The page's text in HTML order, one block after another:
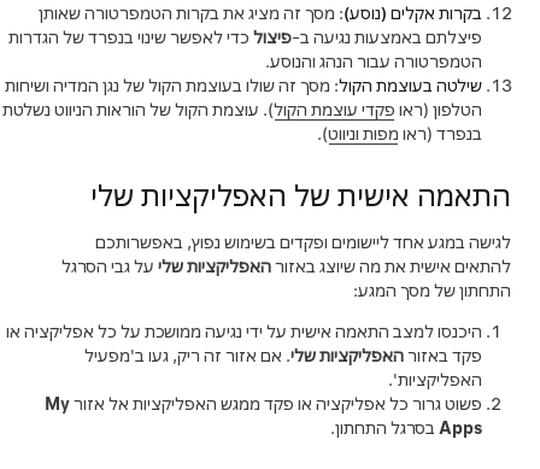
בקרות אקלים (נוסע): מסך זה מציג את בקרות הטמפרטורה שאותן
פיצלתם באמצעות נגיעה ב-פיצולכדי לאפשר שינוי בנפרד של הגדרות
הטמפרטורה עבור הנהג והנוסע.
שילטה בעוצמת הקול: מסך זה שולו בעוצמת הקול של נגן המדיה ושיחות
הטלפון (ראופקדי עוצמת הקול). עוצמת הקול של הוראות הניווט נשלטת
בנפרד (ראומפות וניווט).
התאמה אישית של האפליקציות שלי
לגישה במגע אחד ליישומים ופקדים בשימוש נפוץ, באפשרותכם
להתאים אישית את מה שיוצג באזורהאפליקציות שליעל גבי הסרגל
התחתון של מסך המגע:
היכנסו למצב התאמה אישית על ידי נגיעה ממושכת על כל אפליקציה או
פקד באזורהאפליקציות שלי. אם אזור זה ריק, געו ב'מפעיל
האפליקציות'.
פשוט גרור כל אפליקציה או פקד ממגש האפליקציות אל אזורMy
Appsבסרגל התחתון.